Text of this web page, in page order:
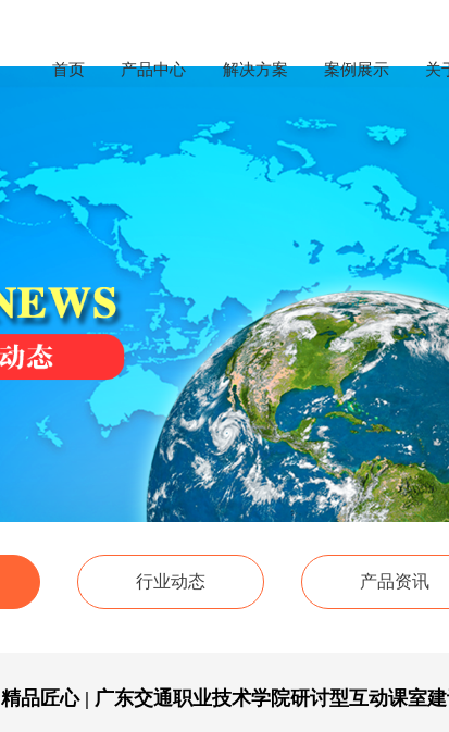
首页 产品中心 解决方案 案例展示 关
行业动态 产品资讯
精品匠心 | 广东交通职业技术学院研讨型互动课室